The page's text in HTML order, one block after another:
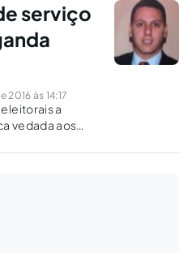
serviço
às 14:17
a
vedada aos
de serviço